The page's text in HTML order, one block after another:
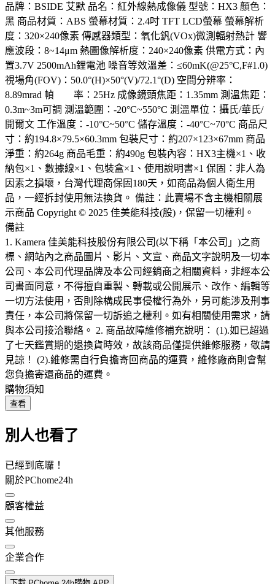
品牌：BSIDE 艾默 品名：紅外線熱成像儀 型號：HX3 顏色：
黑 商品材質：ABS 螢幕材質：2.4吋 TFT LCD螢幕 螢幕解析
度：320×240像素 傳感器類型：氧化釩(VOx)微測輻射熱計 響
應波段：8~14μm 熱圖像解析度：240×240像素 供電方式：內
置3.7V 2500mAh鋰電池 噪音等效溫差：≤60mK(@25°C,F#1.0)
視場角(FOV)：50.0°(H)×50°(V)/72.1°(D) 空間分辨率：
8.89mrad 幀 率：25Hz 成像鏡頭焦距：1.35mm 測溫焦距：
0.3m~3m可調 測溫範圍：-20°C~550°C 測溫單位：攝氏/華氏/
開爾文 工作溫度：-10°C~50°C 儲存溫度：-40°C~70°C 商品尺
寸：約194.8×79.5×60.3mm 包裝尺寸：約207×123×67mm 商品
淨重：約264g 商品毛重：約490g 包裝內容：HX3主機×1、收
納包×1、數據線×1、包裝盒×1、使用說明書×1 保固：非人為
因素之損壞，台灣代理商保固180天，如商品為個人衛生用
品，一經拆封使用無法換貨。 備註：此賣場不含主機相關展
示商品 Copyright © 2025 佳美能科技(股)，保留一切權利。
備註
1. Kamera 佳美能科技股份有限公司(以下稱「本公司」)之商
標、網站內之商品圖片、影片、文宣、商品文字說明及一切本
公司、本公司代理品牌及本公司經銷商之相關資料，非經本公
司書面同意，不得擅自重製、轉載或公開展示、改作、編輯等
一切方法使用，否則除構成民事侵權行為外，另可能涉及刑事
責任，本公司將保留一切訴追之權利。如有相關使用需求，請
與本公司接洽聯絡。 2. 商品故障維修補充說明： (1).如已超過
了七天鑑賞期的退換貨時效，故該商品僅提供維修服務，敬請
見諒！ (2).維修需自行負擔寄回商品的運費，維修廠商則會幫
您負擔寄還商品的運費。
購物須知
查看
別人也看了
已經到底囉！
關於PChome24h
顧客權益
其他服務
企業合作